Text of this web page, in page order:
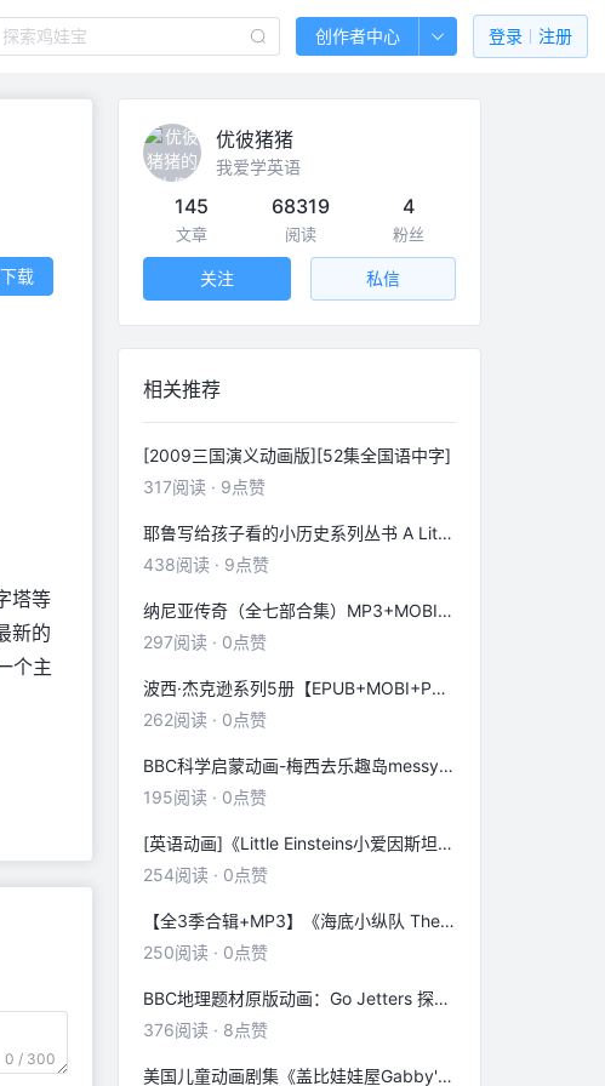
创作者中心 登录 注册
载
塔等
新的
个主
0 / 300
优彼猪猪
我爱学英语
145
文章
68319
阅读
4
粉丝
关注 私信
相关推荐
[2009三国演义动画版][52集全国语中字]
317阅读 · 9点赞
耶鲁写给孩子看的小历史系列丛书 A Little History
438阅读 · 9点赞
纳尼亚传奇（全七部合集）MP3+MOBI+EPUB
297阅读 · 0点赞
波西·杰克逊系列5册【EPUB+MOBI+PDF+MP3】
262阅读 · 0点赞
BBC科学启蒙动画-梅西去乐趣岛messy goes to okido52集【英语英字】视频、音频、台词本
195阅读 · 0点赞
[英语动画]《Little Einsteins小爱因斯坦》[英文字幕]两季MP4全+电影版
254阅读 · 0点赞
【全3季合辑+MP3】《海底小纵队 The Octonauts》
250阅读 · 0点赞
BBC地理题材原版动画：Go Jetters 探险冲冲冲 三季MP4 全
376阅读 · 8点赞
美国儿童动画剧集《盖比娃娃屋Gabby's Dollhouse》音频、真人动画、台词本